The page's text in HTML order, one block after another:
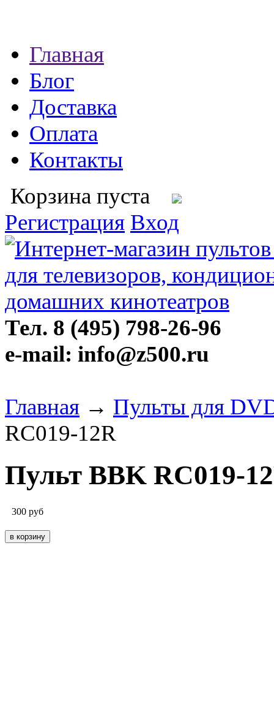
Главная
Блог
Доставка
Оплата
Контакты
Корзина пуста
Регистрация Вход
Тел. 8 (495) 798-26-96
e-mail: info@z500.ru
Главная → Пульты для
RC019-12R
Пульт BBK RC019-
300 руб